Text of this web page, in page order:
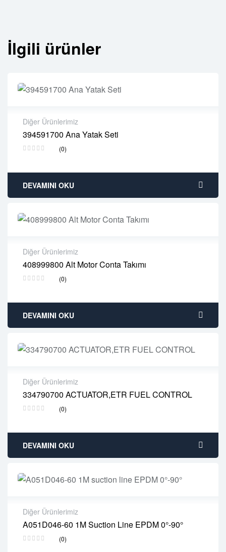
İlgili ürünler
Diğer Ürünlerimiz
394591700 Ana Yatak Seti
(0)
2 years warranty
Delivery time: 1-2 business days
DEVAMINI OKU
Diğer Ürünlerimiz
408999800 Alt Motor Conta Takımı
(0)
2 years warranty
Delivery time: 1-2 business days
DEVAMINI OKU
Diğer Ürünlerimiz
334790700 ACTUATOR,ETR FUEL CONTROL
(0)
2 years warranty
Delivery time: 1-2 business days
DEVAMINI OKU
Diğer Ürünlerimiz
A051D046-60 1M Suction Line EPDM 0°-90°
(0)
2 years warranty
Delivery time: 1-2 business days